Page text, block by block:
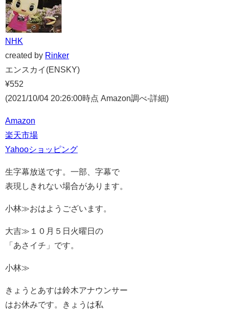
NHK
created by Rinker
エンスカイ(ENSKY)
¥552
(2021/10/04 20:26:00時点 Amazon調べ-詳細)
Amazon
楽天市場
Yahooショッピング
生字幕放送です。一部、字幕で
表現しきれない場合があります。
小林≫おはようございます。
大吉≫１０月５日火曜日の
「あさイチ」です。
小林≫
きょうとあすは鈴木アナウンサー
はお休みです。きょうは私